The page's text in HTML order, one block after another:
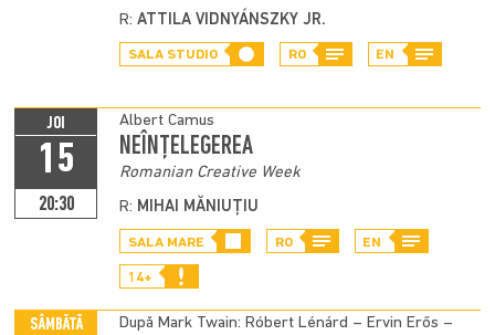
R:ATTILA VIDNYÁNSZKY JR.
SALA STUDIO RO EN
JOI
15
20:30
Albert Camus
NEÎNȚELEGEREA
Romanian Creative Week
R: MIHAI MĂNIUȚIU
SALA MARE RO EN
14+
SÂMBĂTĂ După Mark Twain: Róbert Lénárd – Ervin Erős –